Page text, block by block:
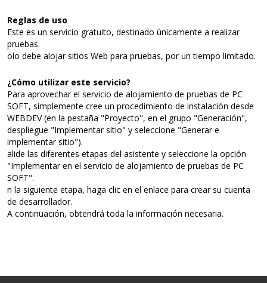
Reglas de uso
Este es un servicio gratuito, destinado únicamente a realizar
pruebas.
olo debe alojar sitios Web para pruebas, por un tiempo limitado.
¿Cómo utilizar este servicio?
Para aprovechar el servicio de alojamiento de pruebas de PC
SOFT, simplemente cree un procedimiento de instalación desde
WEBDEV (en la pestaña "Proyecto", en el grupo "Generación",
despliegue "Implementar sitio" y seleccione "Generar e
implementar sitio").
alide las diferentes etapas del asistente y seleccione la opción
"Implementar en el servicio de alojamiento de pruebas de PC
SOFT".
n la siguiente etapa, haga clic en el enlace para crear su cuenta
de desarrollador.
A continuación, obtendrá toda la información necesaria.